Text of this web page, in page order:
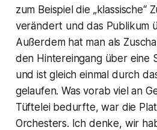
zum Beispiel die „klassische“
verändert und das Publikum
Außerdem hat man als
den Hintereingang über eine
und ist gleich einmal durch
gelaufen. Was vorab viel an
Tüftelei bedurfte, war die
Orchesters. Ich denke, wir